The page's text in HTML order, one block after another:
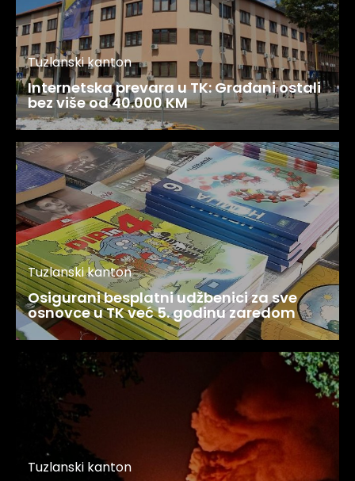
Tuzlanski kanton
Internetska prevara u TK: Građani ostali
bez više od 40.000 KM
Tuzlanski kanton
Osigurani besplatni udžbenici za sve
osnovce u TK već 5. godinu zaredom
Tuzlanski kanton